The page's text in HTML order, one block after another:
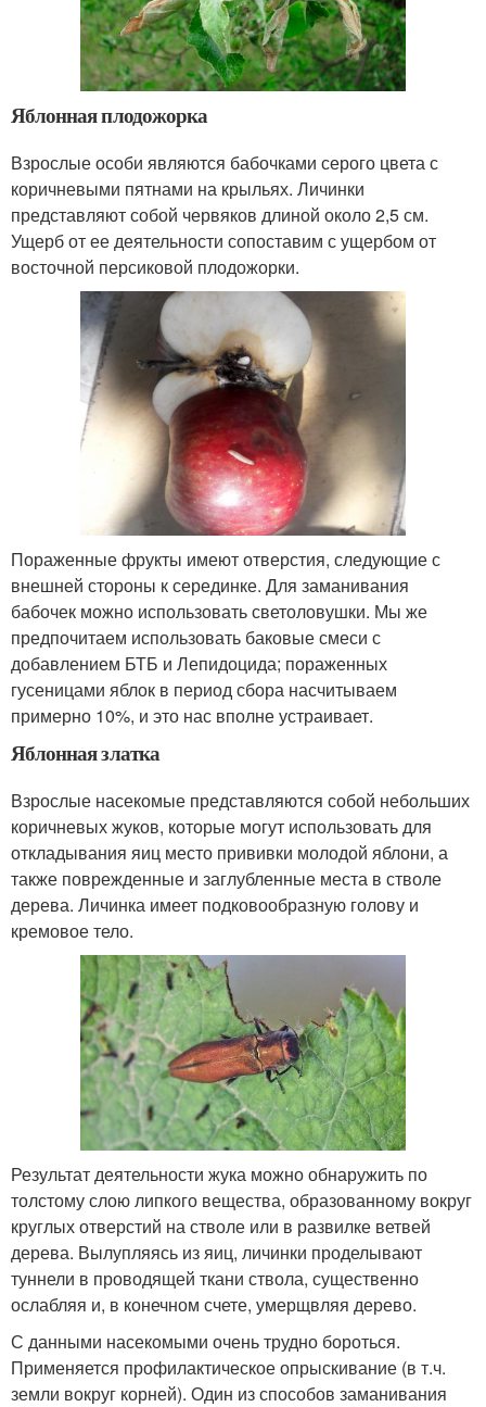
Яблонная плодожорка
Взрослые особи являются бабочками серого цвета с
коричневыми пятнами на крыльях. Личинки
представляют собой червяков длиной около 2,5 см.
Ущерб от ее деятельности сопоставим с ущербом от
восточной персиковой плодожорки.
Пораженные фрукты имеют отверстия, следующие с
внешней стороны к серединке. Для заманивания
бабочек можно использовать светоловушки. Мы же
предпочитаем использовать баковые смеси с
добавлением БТБ и Лепидоцида; пораженных
гусеницами яблок в период сбора насчитываем
примерно 10%, и это нас вполне устраивает.
Яблонная златка
Взрослые насекомые представляются собой небольших
коричневых жуков, которые могут использовать для
откладывания яиц место прививки молодой яблони, а
также поврежденные и заглубленные места в стволе
дерева. Личинка имеет подковообразную голову и
кремовое тело.
Результат деятельности жука можно обнаружить по
толстому слою липкого вещества, образованному вокруг
круглых отверстий на стволе или в развилке ветвей
дерева. Вылупляясь из яиц, личинки проделывают
туннели в проводящей ткани ствола, существенно
ослабляя и, в конечном счете, умерщвляя дерево.
С данными насекомыми очень трудно бороться.
Применяется профилактическое опрыскивание (в т.ч.
земли вокруг корней). Один из способов заманивания